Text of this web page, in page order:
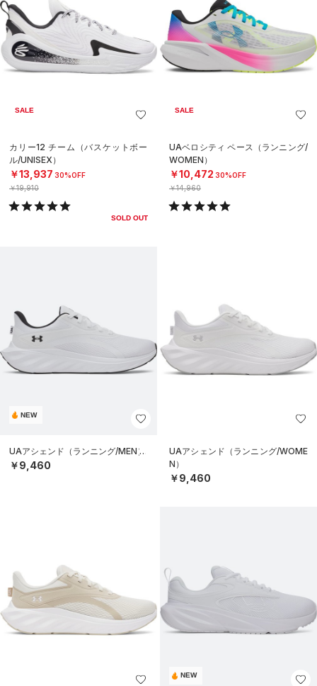
SALE
カリー12 チーム（バスケットボー
ル/UNISEX）
￥13,937 30%OFF
￥19,910
SOLD OUT
SALE
UAベロシティ ペース（ランニング/
WOMEN）
￥10,472 30%OFF
￥14,960
NEW
UAアシェンド（ランニング/MEN）
￥9,460
UAアシェンド（ランニング/WOME
N）
￥9,460
NEW